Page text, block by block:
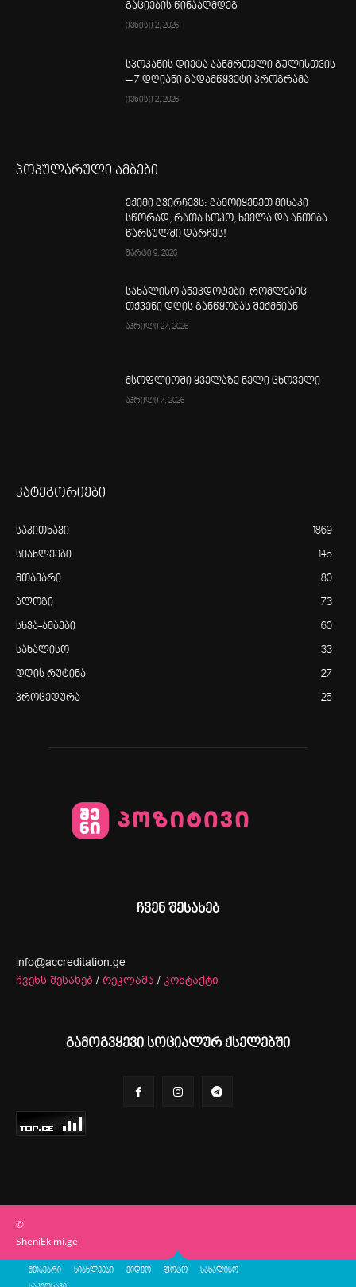
გაციების წინააღმდეგ
ივნისი 2, 2026
სპოკანის დიეტა ჯანმრთელი გულისთვის
– 7 დღიანი გადამწყვეტი პროგრამა
ივნისი 2, 2026
პოპულარული ამბები
ექიმი გვირჩევს: გამოიყენეთ მიხაკი
სწორად, რათა სოკო, ხველა და ანთება
წარსულში დარჩეს!
მარტი 9, 2026
სახალისო ანეკდოტები, რომლებიც
თქვენი დღის განწყობას შექმნიან
აპრილი 27, 2026
მსოფლიოში ყველაზე ნელი ცხოველი
აპრილი 7, 2026
კატეგორიები
საკითხავი 1869
სიახლეები 145
მთავარი 80
ბლოგი 73
სხვა-ამბები 60
სახალისო 33
დღის რუტინა 27
პროცედურა 25
ჩვენ შესახებ
info@accreditation.ge
ჩვენს შესახებ / რეკლამა / კონტაქტი
გამოგვყევი სოციალურ ქსელებში
©
SheniEkimi.ge
მთავარი სიახლეები ვიდეო ფოტო სახალისო